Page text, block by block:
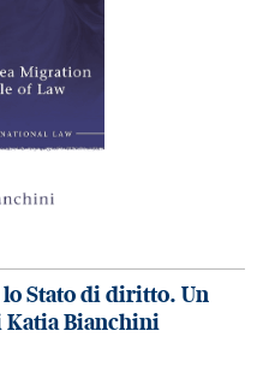
Stato di diritto. Un
Bianchini